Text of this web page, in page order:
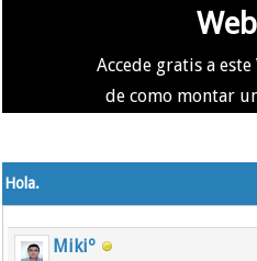
Accede gratis a
de como montar
Hola.
Mikiº